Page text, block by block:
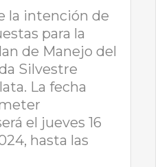
la intención de
para la
de Manejo del
Silvestre
La fecha
el jueves 16
hasta las